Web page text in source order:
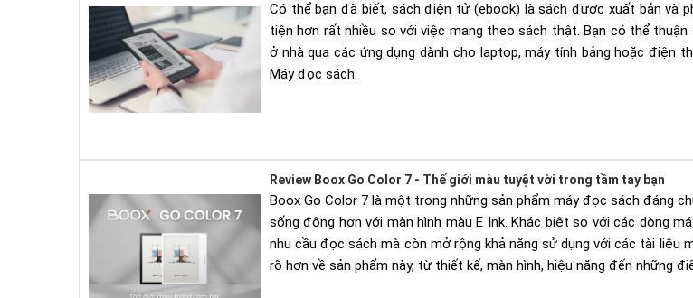
Có thể bạn đã biết, sách điện tử (ebook) là sách được xuất bản và
tiện hơn rất nhiều so với việc mang theo sách thật. Bạn có thể
ở nhà qua các ứng dụng dành cho laptop, máy tính bảng hoặc
Máy đọc sách.
Review Boox Go Color 7 - Thế giới màu tuyệt vời trong tầm tay bạn
Boox Go Color 7 là một trong những sản phẩm máy đọc sách đáng
sống động hơn với màn hình màu E Ink. Khác biệt so với các dòng
nhu cầu đọc sách mà còn mở rộng khả năng sử dụng với các tài liệu
rõ hơn về sản phẩm này, từ thiết kế, màn hình, hiệu năng đến những